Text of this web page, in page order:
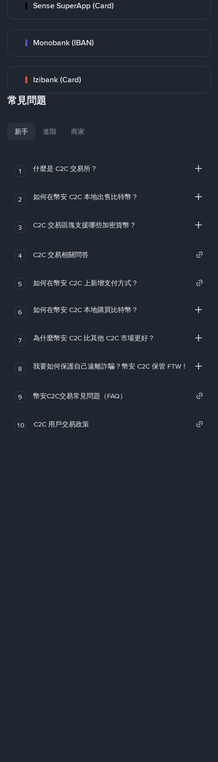
Sense SuperApp (Card)
Monobank (IBAN)
Izibank (Card)
常見問題
新手 進階 商家
1 什麼是 C2C 交易所？
2 如何在幣安 C2C 本地出售比特幣？
3 C2C 交易區塊支援哪些加密貨幣？
4 C2C 交易相關問答
5 如何在幣安 C2C 上新增支付方式？
6 如何在幣安 C2C 本地購買比特幣？
7 為什麼幣安 C2C 比其他 C2C 市場更好？
8 我要如何保護自己遠離詐騙？幣安 C2C 保管 FTW！
9 幣安C2C交易常見問題（FAQ）
10 C2C 用戶交易政策